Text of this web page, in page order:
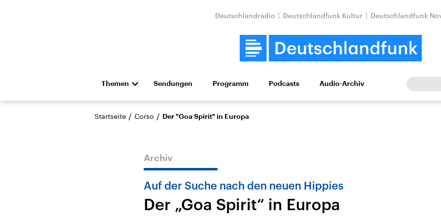
Deutschlandradio Deutschlandfunk Kultur Deutschlandfunk
Themen
Die Nachrichten Politik Wirtschaft Wissen Kultur Europa
Hörspiel und Feature Musik
Landtagswahl Sachsen-
USA
Aktuelle Beiträge,
Nahostkonflikt
Aktuelle Lage und
Sendungen Programm Podcasts Audio-Archiv
Startseite / Corso / Der "Goa Spirit" in Europa
Archiv
Auf der Suche nach den neuen Hippies
Der „Goa Spirit“ in Europa